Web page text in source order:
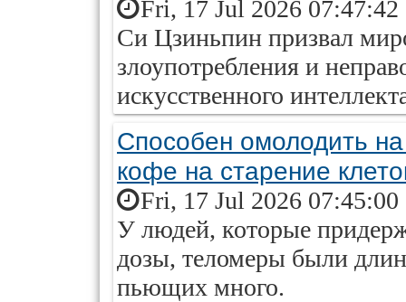
Fri, 17 Jul 2026 07:47:42
Си Цзиньпин призвал
злоупотребления и
искусственного
Способен омолодить
кофе на старение
Fri, 17 Jul 2026 07:45:00
У людей, которые
дозы, теломеры были
пьющих много.